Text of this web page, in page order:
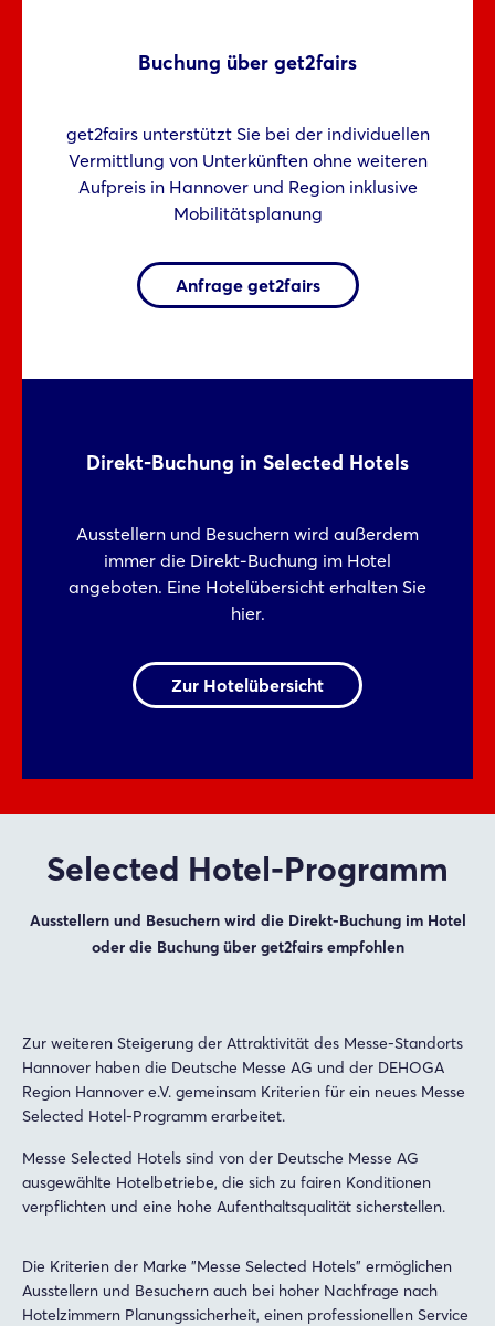
Buchung über get2fairs
get2fairs unterstützt Sie bei der individuellen
Vermittlung von Unterkünften ohne weiteren
Aufpreis in Hannover und Region inklusive
Mobilitätsplanung
Anfrage get2fairs
Direkt-Buchung in Selected Hotels
Ausstellern und Besuchern wird außerdem
immer die Direkt-Buchung im Hotel
angeboten. Eine Hotelübersicht erhalten Sie
hier.
Zur Hotelübersicht
Selected Hotel-Programm
Ausstellern und Besuchern wird die Direkt-Buchung im Hotel
oder die Buchung über get2fairs empfohlen
Zur weiteren Steigerung der Attraktivität des Messe-Standorts
Hannover haben die Deutsche Messe AG und der DEHOGA
Region Hannover e.V. gemeinsam Kriterien für ein neues Messe
Selected Hotel-Programm erarbeitet.
Messe Selected Hotels sind von der Deutsche Messe AG
ausgewählte Hotelbetriebe, die sich zu fairen Konditionen
verpflichten und eine hohe Aufenthaltsqualität sicherstellen.
Die Kriterien der Marke "Messe Selected Hotels" ermöglichen
Ausstellern und Besuchern auch bei hoher Nachfrage nach
Hotelzimmern Planungssicherheit, einen professionellen Service